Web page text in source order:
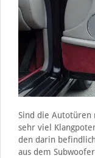
Sind die Autotüren
sehr viel
den darin
aus dem